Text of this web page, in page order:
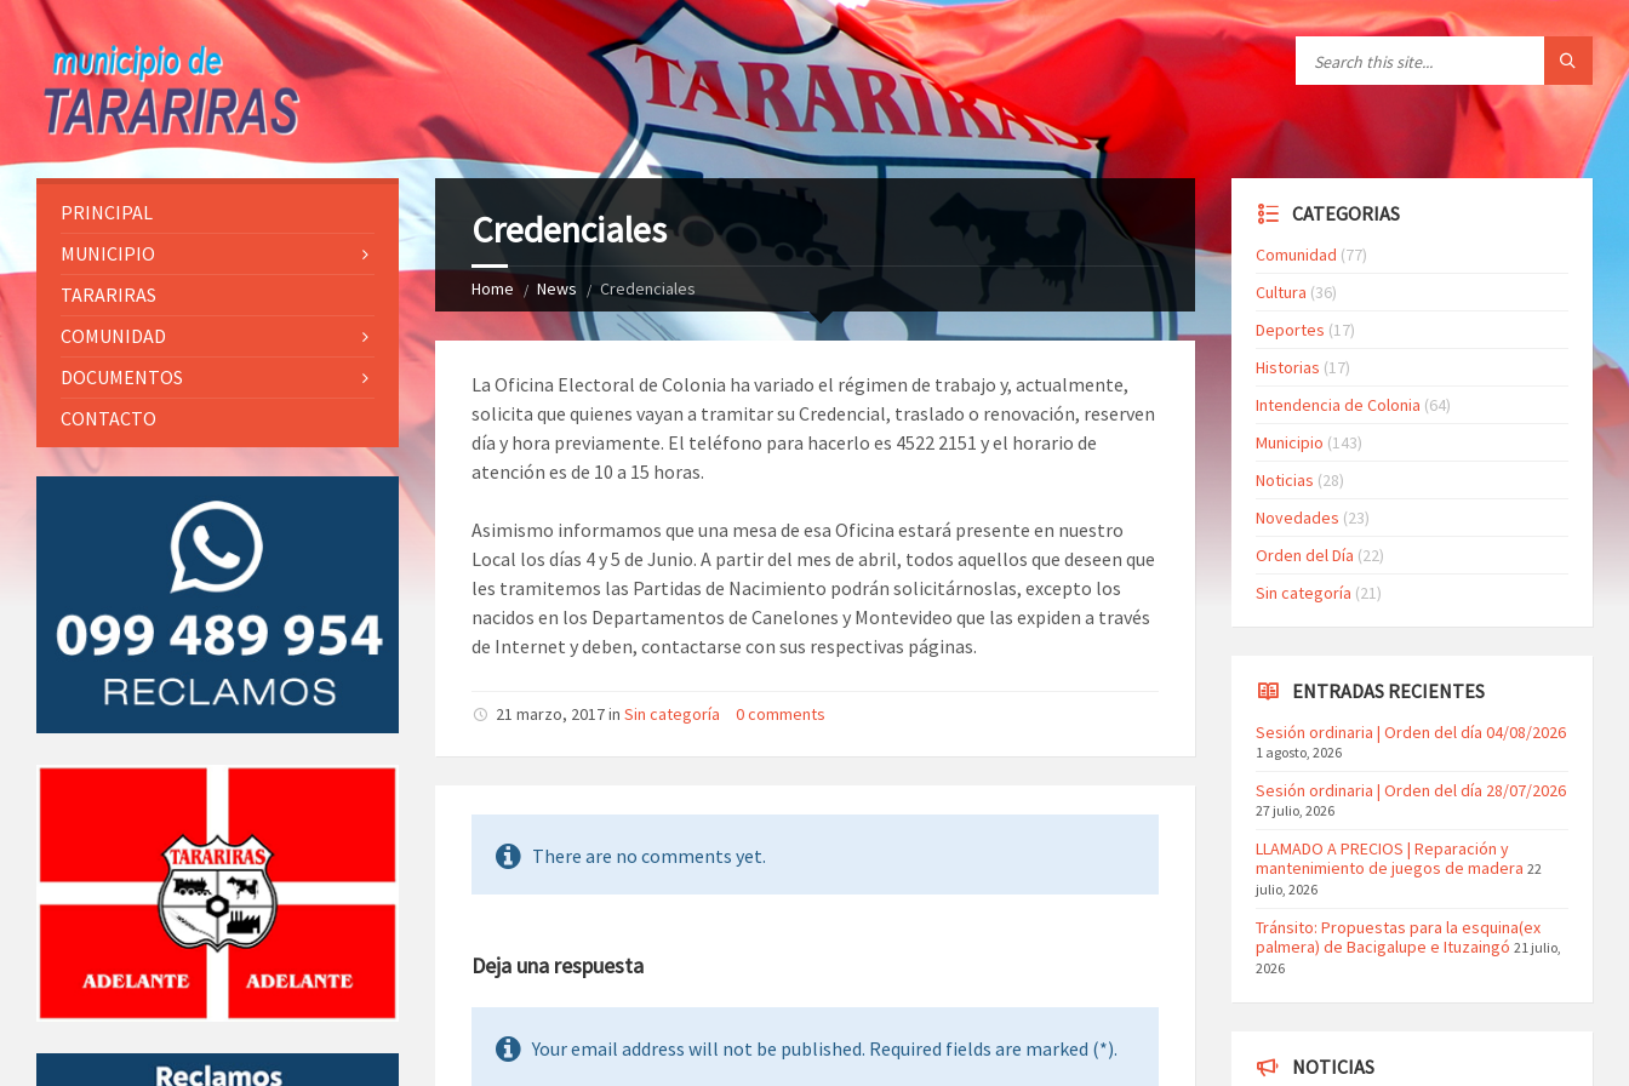
Credenciales
Home News Credenciales
La Oficina Electoral de Colonia ha variado el régimen de trabajo y, actualmente,
solicita que quienes vayan a tramitar su Credencial, traslado o renovación, reserven
día y hora previamente. El teléfono para hacerlo es 4522 2151 y el horario de
atención es de 10 a 15 horas.
Asimismo informamos que una mesa de esa Oficina estará presente en nuestro
Local los días 4 y 5 de Junio. A partir del mes de abril, todos aquellos que deseen que
les tramitemos las Partidas de Nacimiento podrán solicitárnoslas, excepto los
nacidos en los Departamentos de Canelones y Montevideo que las expiden a través
de Internet y deben, contactarse con sus respectivas páginas.
21 marzo, 2017 in Sin categoría 0 comments
There are no comments yet.
Deja una respuesta
Your email address will not be published. Required fields are marked (*).
PRINCIPAL
MUNICIPIO
TARARIRAS
COMUNIDAD
DOCUMENTOS
CONTACTO
CATEGORIAS
Comunidad (77)
Cultura (36)
Deportes (17)
Historias (17)
Intendencia de Colonia (64)
Municipio (143)
Noticias (28)
Novedades (23)
Orden del Día (22)
Sin categoría (21)
ENTRADAS RECIENTES
Sesión ordinaria | Orden del día 04/08/2026
1 agosto, 2026
Sesión ordinaria | Orden del día 28/07/2026
27 julio, 2026
LLAMADO A PRECIOS | Reparación y
mantenimiento de juegos de madera 22
julio, 2026
Tránsito: Propuestas para la esquina(ex
palmera) de Bacigalupe e Ituzaingó 21 julio,
2026
NOTICIAS